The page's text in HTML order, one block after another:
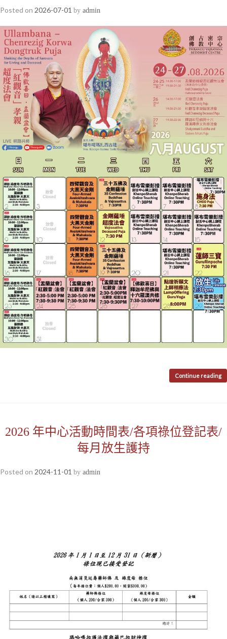
Posted on 2026-07-01 by admin
Continue reading
2026 年中心活動時間表/各項祿位登記表/
每月放生護持
Posted on 2024-11-01 by admin